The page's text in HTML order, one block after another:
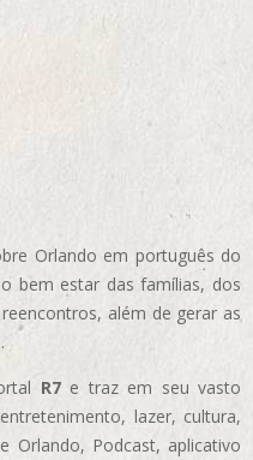
Orlando em português do
bem estar das famílias, dos
além de gerar as
R7e traz em seu vasto
lazer, cultura,
Podcast, aplicativo